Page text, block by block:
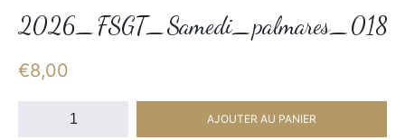
2026_FSGT_Samedi_palmares_018
€8,00
quantité
AJOUTER AU PANIER
Photos